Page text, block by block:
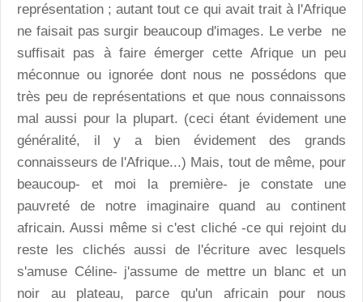
représentation ; autant tout ce qui avait trait à l'Afrique
ne faisait pas surgir beaucoup d'images. Le verbe ne
suffisait pas à faire émerger cette Afrique un peu
méconnue ou ignorée dont nous ne possédons que
très peu de représentations et que nous connaissons
mal aussi pour la plupart. (ceci étant évidement une
généralité, il y a bien évidement des grands
connaisseurs de l'Afrique...) Mais, tout de même, pour
beaucoup- et moi la première- je constate une
pauvreté de notre imaginaire quand au continent
africain. Aussi même si c'est cliché -ce qui rejoint du
reste les clichés aussi de l'écriture avec lesquels
s'amuse Céline- j'assume de mettre un blanc et un
noir au plateau, parce qu'un africain pour nous